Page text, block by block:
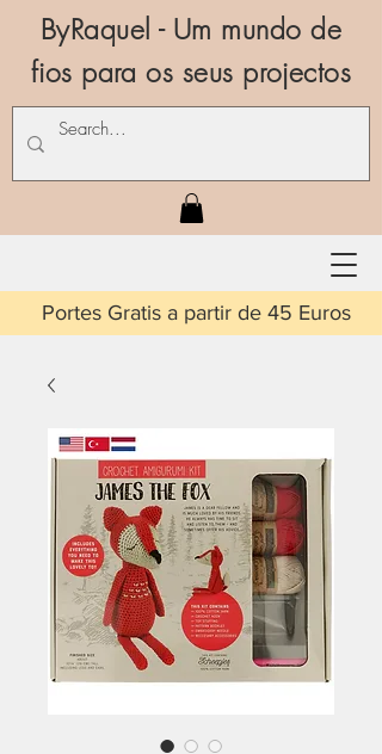
ByRaquel - Um mundo de
fios para os seus projectos
a partir de 45 Euros